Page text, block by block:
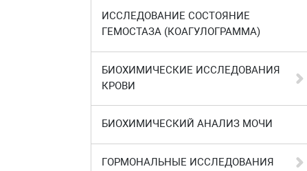
ИССЛЕДОВАНИЕ СОСТОЯНИЕ
ГЕМОСТАЗА (КОАГУЛОГРАММА)
БИОХИМИЧЕСКИЕ ИССЛЕДОВАНИЯ
КРОВИ
БИОХИМИЧЕСКИЙ АНАЛИЗ МОЧИ
ГОРМОНАЛЬНЫЕ ИССЛЕДОВАНИЯ